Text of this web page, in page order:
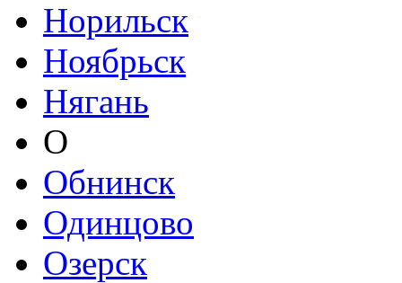
Норильск
Ноябрьск
Нягань
О
Обнинск
Одинцово
Озерск